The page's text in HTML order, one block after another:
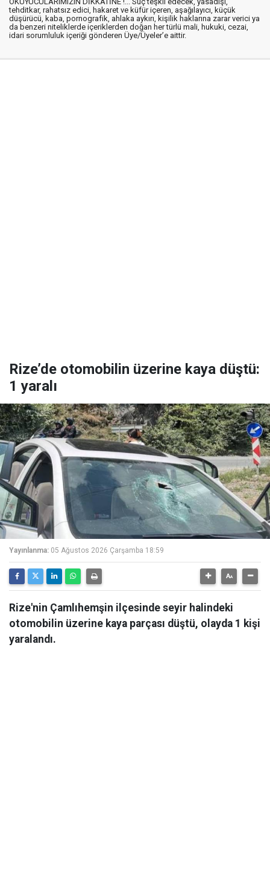
tehditkar, rahatsız edici, hakaret ve küfür içeren, aşağılayıcı, küçük
düşürücü, kaba, pornografik, ahlaka aykırı, kişilik haklarına zarar verici ya
da benzeri niteliklerde içeriklerden doğan her türlü mali, hukuki, cezai,
idari sorumluluk içeriği gönderen Üye/Üyeler’e aittir.
Rize’de otomobilin üzerine kaya düştü:
1 yaralı
Yayınlanma: 05 Ağustos 2026 Çarşamba 18:59
Rize'nin Çamlıhemşin ilçesinde seyir halindeki
otomobilin üzerine kaya parçası düştü, olayda 1 kişi
yaralandı.